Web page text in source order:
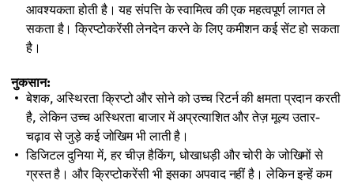
आवश्यकता होती है। यह संपत्ति के स्वामित्व की एक महत्वपूर्ण लागत ले
सकता है। क्रिप्टोकरेंसी लेनदेन करने के लिए कमीशन कई सेंट हो सकता
है।
नुकसान:
बेशक, अस्थिरता क्रिप्टो और सोने को उच्च रिटर्न की क्षमता प्रदान करती
है, लेकिन उच्च अस्थिरता बाजार में अप्रत्याशित और तेज़ मूल्य उतार-
चढ़ाव से जुड़े कई जोखिम भी लाती है।
डिजिटल दुनिया में, हर चीज़ हैकिंग, धोखाधड़ी और चोरी के जोखिमों से
ग्रस्त है। और क्रिप्टोकरेंसी भी इसका अपवाद नहीं है। लेकिन इन्हें कम